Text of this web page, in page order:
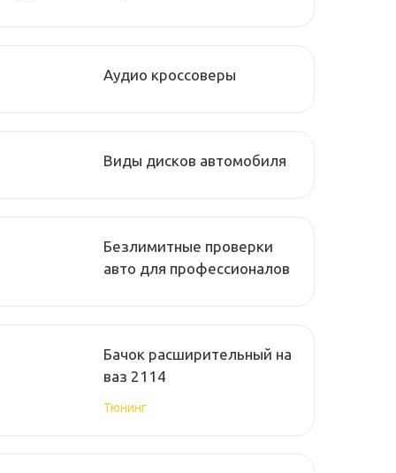
Аудио кроссоверы
Виды дисков автомобиля
Безлимитные проверки
авто для профессионалов
Бачок расширительный на
ваз 2114
Тюнинг